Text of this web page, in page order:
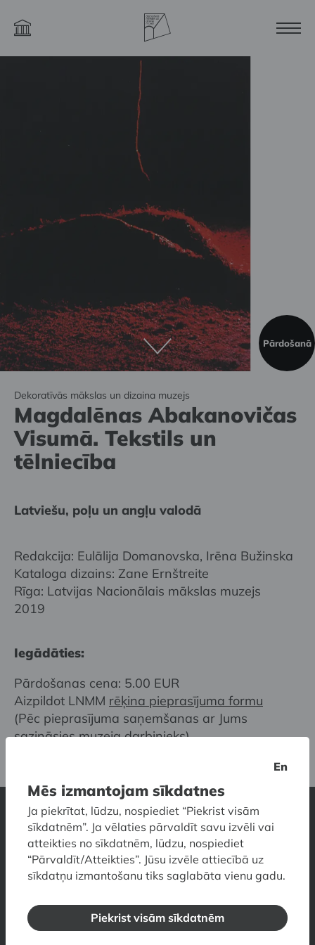
Pārdošanā
Dekoratīvās mākslas un dizaina muzejs
Magdalēnas Abakanovičas
Visumā. Tekstils un
tēlniecība
Latviešu, poļu un angļu valodā
Redakcija: Eulālija Domanovska, Irēna Bužinska
Kataloga dizains: Zane Ernštreite
Rīga: Latvijas Nacionālais mākslas muzejs
2019
Iegādāties:
Pārdošanas cena: 5.00 EUR
Aizpildot LNMM rēķina pieprasījuma formu
(Pēc pieprasījuma saņemšanas ar Jums
sazināsies muzeja darbinieks)
Latvijas Nacionālais mākslas muzejs
Jaņa Rozentāla laukums 1, Rīga, LV-1010, Latvija
Kontakti Darba laiks Cenas
Kā nokļūt
Vizuālais ceļvedis muzejā
En
Mēs izmantojam sīkdatnes
Ja piekrītat, lūdzu, nospiediet “Piekrist visām
sīkdatnēm”. Ja vēlaties pārvaldīt savu izvēli vai
atteikties no sīkdatnēm, lūdzu, nospiediet
“Pārvaldīt/Atteikties”. Jūsu izvēle attiecībā uz
sīkdatņu izmantošanu tiks saglabāta vienu gadu.
Piekrist visām sīkdatnēm